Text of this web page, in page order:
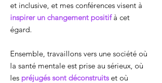
et inclusive, et mes conférences visent à
inspirer un changement positifà cet
égard.
Ensemble, travaillons vers une société où
la santé mentale est prise au sérieux, où
les préjugés sont déconstruitset où